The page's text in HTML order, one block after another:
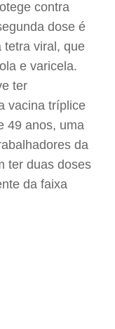
contra
dose é
tetra viral, que
e varicela.
ter
vacina tríplice
49 anos, uma
da
ter duas doses
da faixa